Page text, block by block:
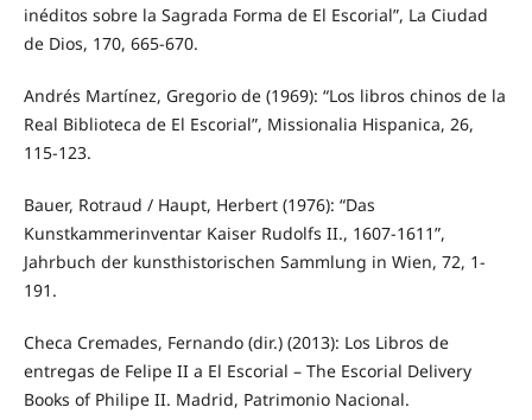
inéditos sobre la Sagrada Forma de El Escorial”, La Ciudad
de Dios, 170, 665-670.
Andrés Martínez, Gregorio de (1969): “Los libros chinos de la
Real Biblioteca de El Escorial”, Missionalia Hispanica, 26,
115-123.
Bauer, Rotraud / Haupt, Herbert (1976): “Das
Kunstkammerinventar Kaiser Rudolfs II., 1607-1611”,
Jahrbuch der kunsthistorischen Sammlung in Wien, 72, 1-
191.
Checa Cremades, Fernando (dir.) (2013): Los Libros de
entregas de Felipe II a El Escorial – The Escorial Delivery
Books of Philipe II. Madrid, Patrimonio Nacional.